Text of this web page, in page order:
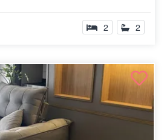
2 2